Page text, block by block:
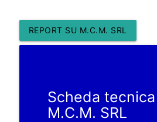
REPORT SU M.C.M. SRL
Scheda
M.C.M. SRL